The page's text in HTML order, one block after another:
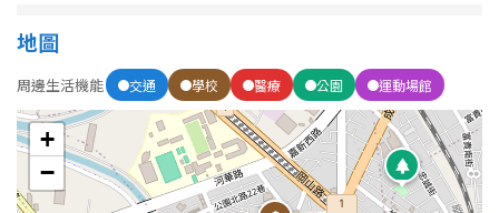
屏東縣
台東縣
花蓮縣
~ 坪
樓層
地下室
地圖
周邊生活機能 交通 學校 醫療 公園 運動場館
+
−